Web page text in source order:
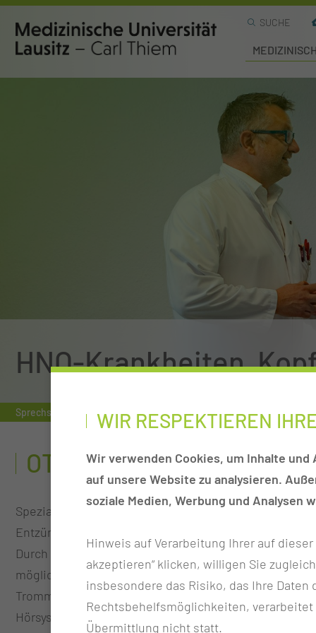
SUCHE
HNO-Krankheiten,
Sprechstunde HNO-Krankheiten, Kopf- & Halschirurgie
OTOLOGISCHE
Spezialsprechstunde für Erkrankungen der Ohren
Entzündungen und Hörminderungen
Durch eine gründliche Untersuchung in
möglich die Ursache Ihrer Ohrbeschwerden zu
Trommelfells und der Gehörknöchelchen steht die
Hörsystemen im Mittelpunkt der Sprechstunde.
WIR RESPEKTIEREN
Wir verwenden Cookies, um Inhalte
auf unsere Website zu analysieren.
soziale Medien, Werbung und Analysen
Hinweis auf Verarbeitung Ihrer auf
akzeptieren“ klicken, willigen Sie
insbesondere das Risiko, das Ihre
Rechtsbehelfsmöglichkeiten,
Übermittlung nicht statt.